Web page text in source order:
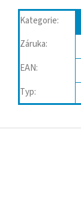
Kategorie:
Záruka:
EAN:
Typ: